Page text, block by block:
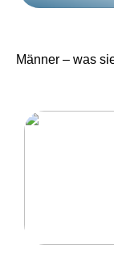
Männer – was